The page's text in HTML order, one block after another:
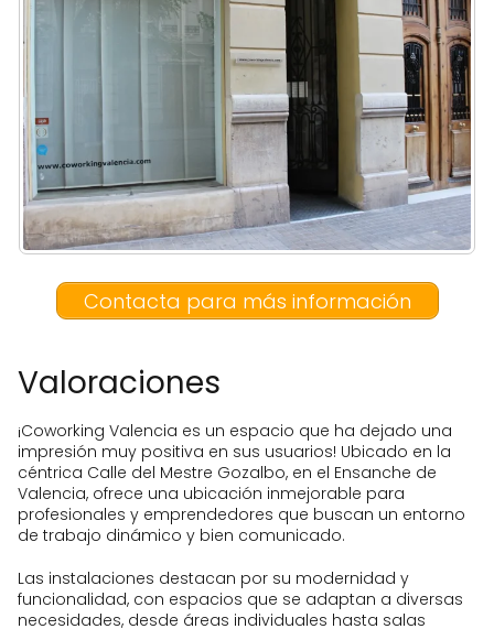
Sala de reuniones 30 € media
jornada
Sala de reuniones 50 € jornada
Contacta para más información
Valoraciones
¡Coworking Valencia es un espacio que ha dejado una
impresión muy positiva en sus usuarios! Ubicado en la
céntrica Calle del Mestre Gozalbo, en el Ensanche de
Valencia, ofrece una ubicación inmejorable para
profesionales y emprendedores que buscan un entorno
de trabajo dinámico y bien comunicado.
Las instalaciones destacan por su modernidad y
funcionalidad, con espacios que se adaptan a diversas
necesidades, desde áreas individuales hasta salas